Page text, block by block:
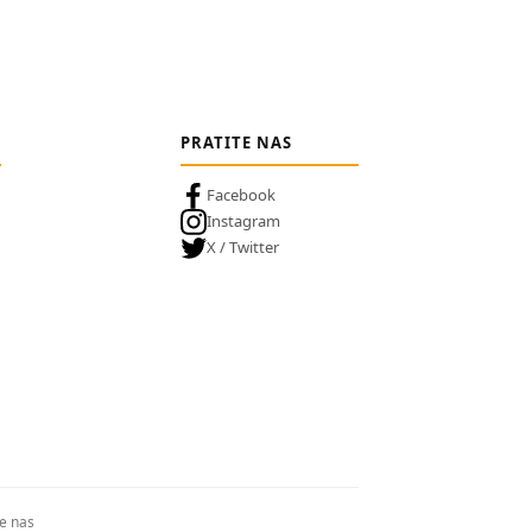
PRATITE NAS
Facebook
Instagram
X / Twitter
nas